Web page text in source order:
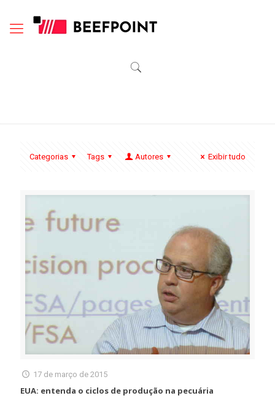
Categorias Tags Autores Exibir tudo
17 de março de 2015
EUA: entenda o ciclos de produção na pecuária